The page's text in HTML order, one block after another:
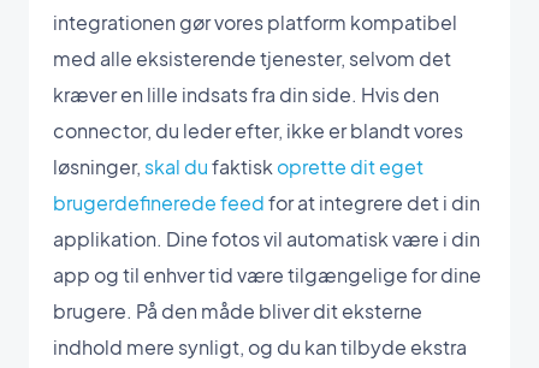
integrationen gør vores platform kompatibel
med alle eksisterende tjenester, selvom det
kræver en lille indsats fra din side. Hvis den
connector, du leder efter, ikke er blandt vores
løsninger, skal dufaktisk oprette dit eget
brugerdefinerede feedfor at integrere det i din
applikation. Dine fotos vil automatisk være i din
app og til enhver tid være tilgængelige for dine
brugere. På den måde bliver dit eksterne
indhold mere synligt, og du kan tilbyde ekstra